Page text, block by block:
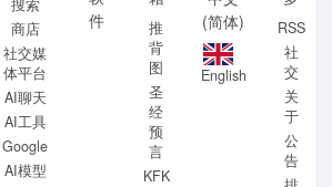
搜索
商店
社交媒
体平台
AI聊天
AI工具
Google
AI模型
件
推
背
图
圣
经
预
言
KFK
(简体)
English
RSS
社
交
关
于
公
告